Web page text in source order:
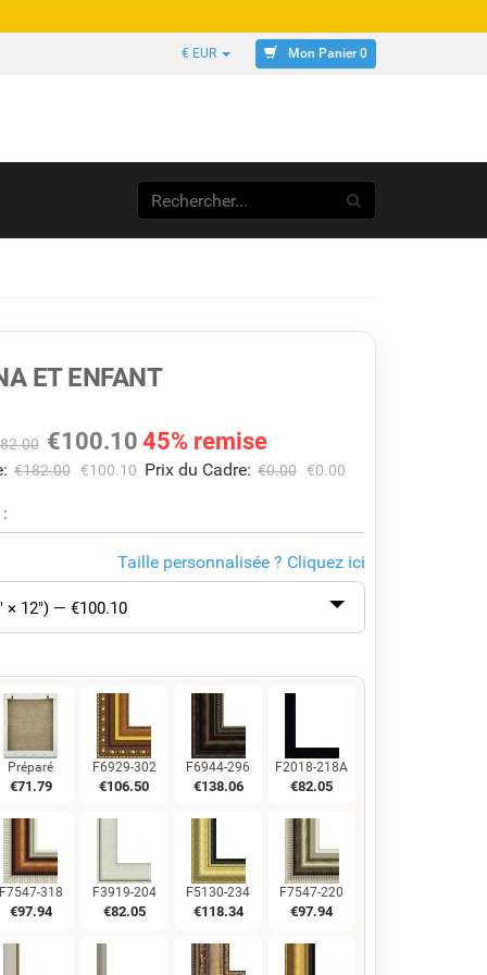
€ EUR Mon Panier 0
ET ENFANT
€100.10 45% remise
€182.00 €100.10 Prix du Cadre: €0.00 €0.00
Taille personnalisée ? Cliquez ici
× 12") — €100.10
Préparé
€71.79
F6929-302
€106.50
F6944-296
€138.06
F2018-218A
€82.05
F7547-318
€97.94
F3919-204
€82.05
F5130-234
€118.34
F7547-220
€97.94